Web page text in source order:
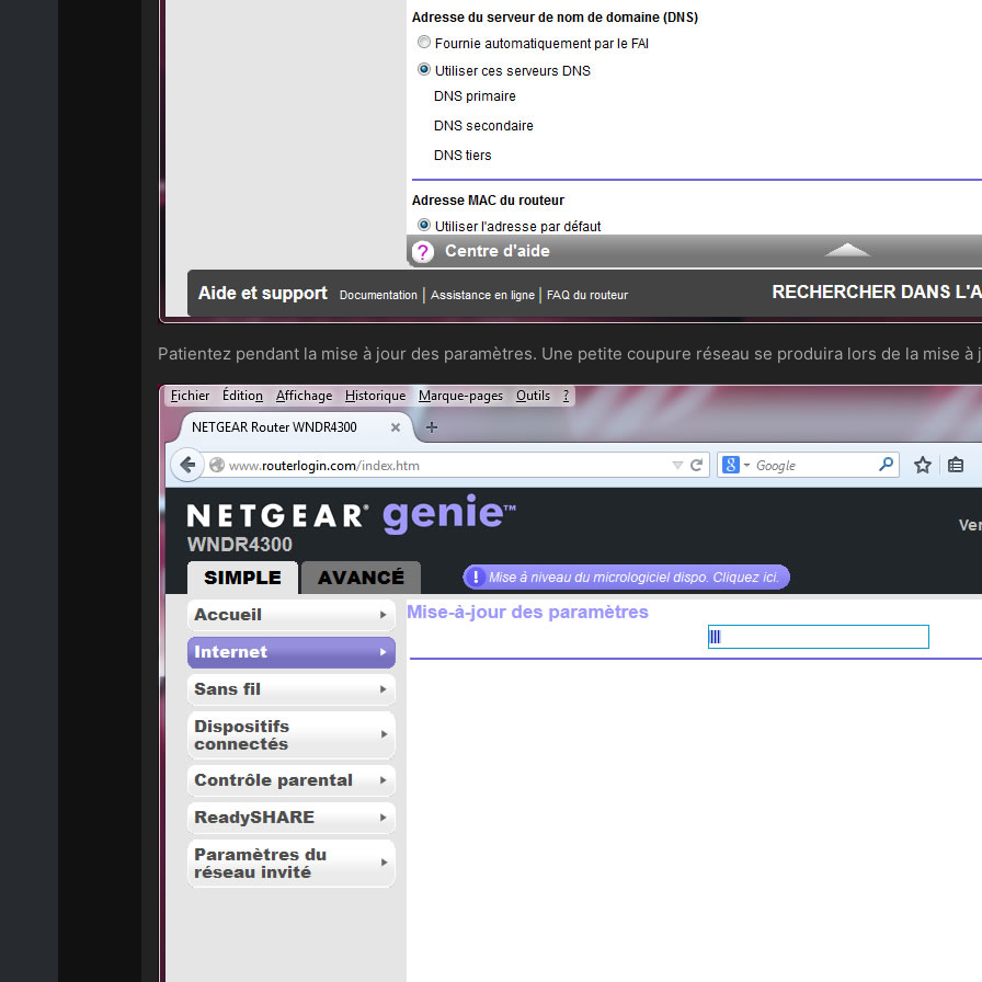
Patientez pendant la mise à jour des paramètres. Une petite coupure réseau se produira lors de la mise à